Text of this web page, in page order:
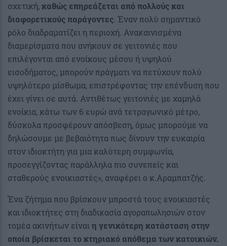
σχετική,καθώς επηρεάζεται από πολλούς και
διαφορετικούς παράγοντες. Έναν πολύ σημαντικό
ρόλο διαδραματίζει η περιοχή. Ανακαινισμένα
διαμερίσματα που ανήκουν σε γειτονιές που
επιλέγονται από ενοίκους μέσου ή υψηλού
εισοδήματος, μπορούν πράγματι να πετύχουν πολύ
υψηλότερο μίσθωμα, επιστρέφοντας την επένδυση που
έχει γίνει σε αυτά. Αντιθέτως γειτονιές με χαμηλά
ενοίκια, κάτω των 6 ευρώ ανά τετραγωνικό μέτρο,
δύσκολα προσφέρουν απόσβεση, όμως μπορούμε να
δηλώσουμε με βεβαιότητα πως δίνουν την ευκαιρία
στον ιδιοκτήτη για μια καλύτερη συμφωνία,
προσεγγίζοντας παράλληλα πιο συνεπείς και
σταθερούς ενοικιαστές», αναφέρει ο κ.Αραμπατζής.
Ένα ζήτημα που βρίσκουν μπροστά τους ενοικιαστές
και ιδιοκτήτες στη διαδικασία αγοραπωλησιών στον
τομέα ακινήτων είναιη γενικότερη κατάσταση στην
οποία βρίσκεται το κτηριακό απόθεμα των κατοικιών.